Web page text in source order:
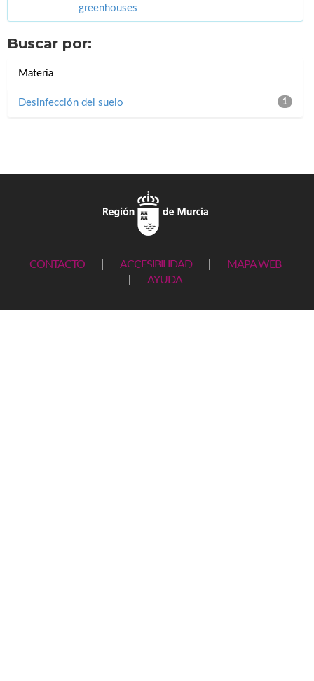
greenhouses
Buscar por:
Materia
1
Desinfección del suelo
CONTACTO ACCESIBILIDAD
MAPA WEB
AYUDA